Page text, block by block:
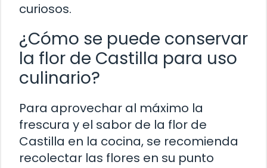
curiosos.
¿Cómo se puede conservar
la flor de Castilla para uso
culinario?
Para aprovechar al máximo la
frescura y el sabor de la flor de
Castilla en la cocina, se recomienda
recolectar las flores en su punto